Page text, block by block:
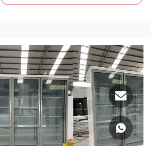
display area with less floor area, maximising